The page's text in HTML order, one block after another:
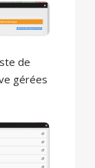
de
gérées